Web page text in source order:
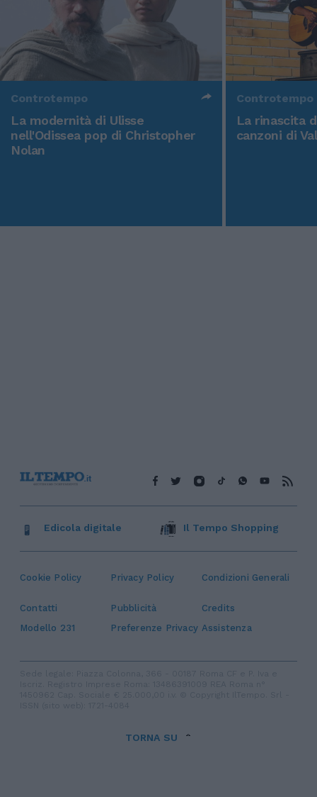
Controtempo
La modernità di Ulisse
nell'Odissea pop di Christopher
Nolan
Controtempo
La rinascita
canzoni di
Cookie Policy Privacy Policy Condizioni Generali
Contatti Pubblicità
Credits
Modello 231
Preferenze Privacy Assistenza
Edicola digitale Il Tempo Shopping
TORNA SU